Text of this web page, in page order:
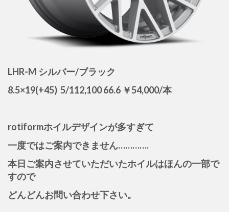
LHR-M シルバー/ブラック
8.5×19(+45) 5/112,100 66.6 ￥54,000/本
rotiformホイルデザインが多すぎて
一度ではご案内できません………….
本日ご案内させていただいたホイルはほんの一部で
すので
どんどんお問い合わせ下さい。